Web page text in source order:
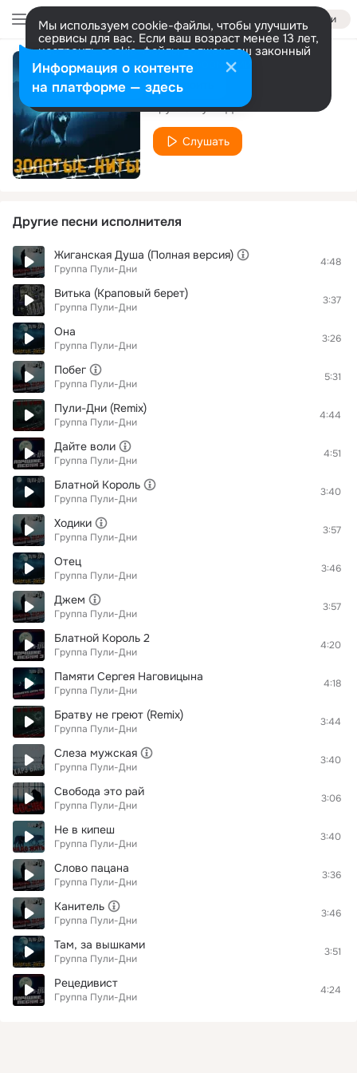
Войти
Мы используем cookie-файлы, чтобы улучшить
сервисы для вас. Если ваш возраст менее 13 лет,
настроить cookie-файлы должен ваш законный
представитель. Больше информации
Разрешить все Настроить
Пули-Дни (Remix)
Группа Пули-Дни
Слушать
Другие песни исполнителя
Жиганская Душа (Полная версия)
Группа Пули-Дни
4:48
Витька (Краповый берет)
Группа Пули-Дни
3:37
Она
Группа Пули-Дни
3:26
Побег
Группа Пули-Дни
5:31
Пули-Дни (Remix)
Группа Пули-Дни
4:44
Дайте воли
Группа Пули-Дни
4:51
Блатной Король
Группа Пули-Дни
3:40
Ходики
Группа Пули-Дни
3:57
Отец
Группа Пули-Дни
3:46
Джем
Группа Пули-Дни
3:57
Блатной Король 2
Группа Пули-Дни
4:20
Памяти Сергея Наговицына
Группа Пули-Дни
4:18
Братву не греют (Remix)
Группа Пули-Дни
3:44
Слеза мужская
Группа Пули-Дни
3:40
Свобода это рай
Группа Пули-Дни
3:06
Не в кипеш
Группа Пули-Дни
3:40
Слово пацана
Группа Пули-Дни
3:36
Канитель
Группа Пули-Дни
3:46
Там, за вышками
Группа Пули-Дни
3:51
Рецедивист
Группа Пули-Дни
4:24
Информация о контенте
на платформе — здесь